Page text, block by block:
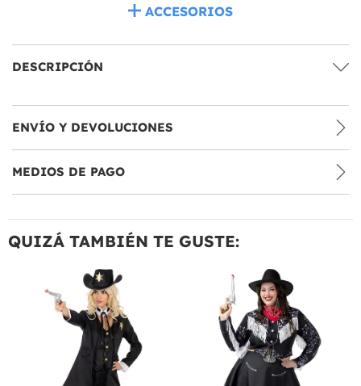
ACCESORIOS
DESCRIPCIÓN
ENVÍO Y DEVOLUCIONES
MEDIOS DE PAGO
QUIZÁ TAMBIÉN TE GUSTE: